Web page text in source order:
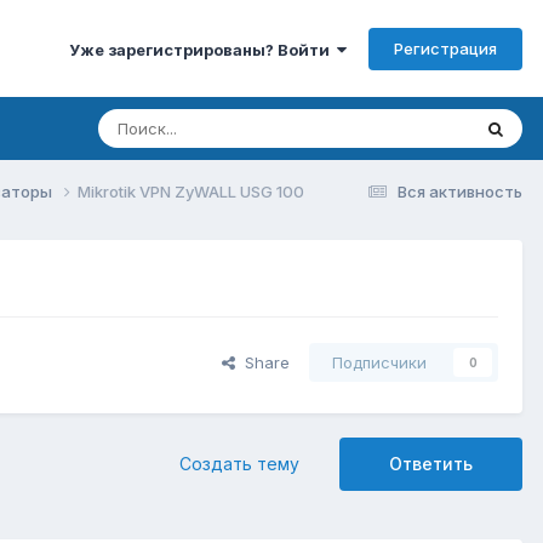
Уже зарегистрированы? Войти Регистрация
Вся активность
Mikrotik VPN ZyWALL USG 100
Share Подписчики 0
Ответить
Создать тему